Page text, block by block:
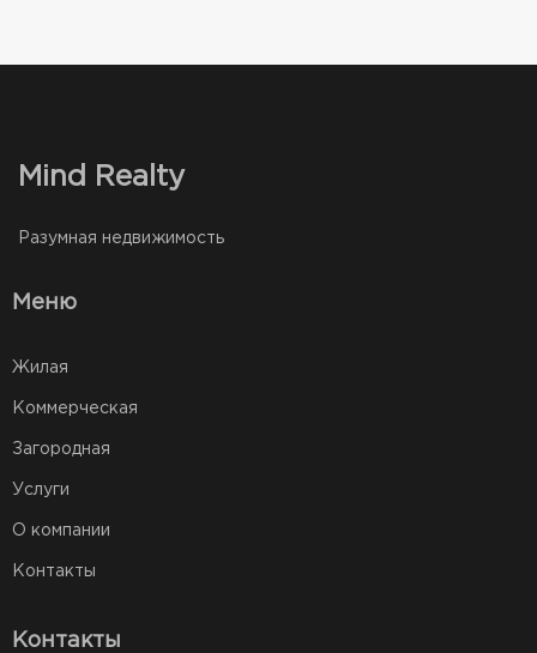
Mind Realty
Разумная недвижимость
Меню
Жилая
Коммерческая
Загородная
Услуги
О компании
Контакты
Контакты